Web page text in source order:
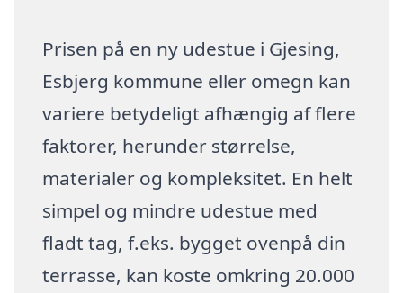
Prisen på en ny udestue i Gjesing,
Esbjerg kommune eller omegn kan
variere betydeligt afhængig af flere
faktorer, herunder størrelse,
materialer og kompleksitet. En helt
simpel og mindre udestue med
fladt tag, f.eks. bygget ovenpå din
terrasse, kan koste omkring 20.000